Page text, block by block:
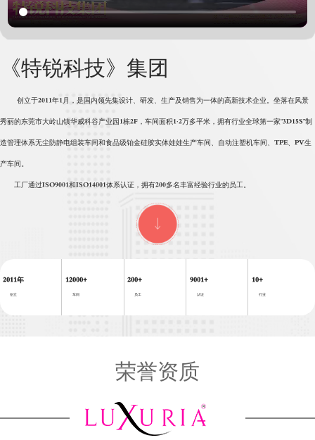
《特锐科技》集团
创立于2011年1月，是国内领先集设计、研发、生产及销售为一体的高新技术企业。坐落在风景
秀丽的东莞市大岭山镇华威科谷产业园1栋2F，车间面积1.2万多平米，拥有行业全球第一家“3D15S”制
造管理体系无尘防静电组装车间和食品级铂金硅胶实体娃娃生产车间、自动注塑机车间、TPE、PV生
产车间。
工厂通过ISO9001和ISO14001体系认证，拥有200多名丰富经验行业的员工。
2011年
创立
12000+
车间
200+
员工
9001+
认证
10+
行业
荣誉资质